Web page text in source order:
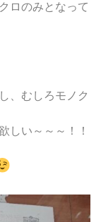
ロのみとなって
、むしろモノク
しい～～～！！